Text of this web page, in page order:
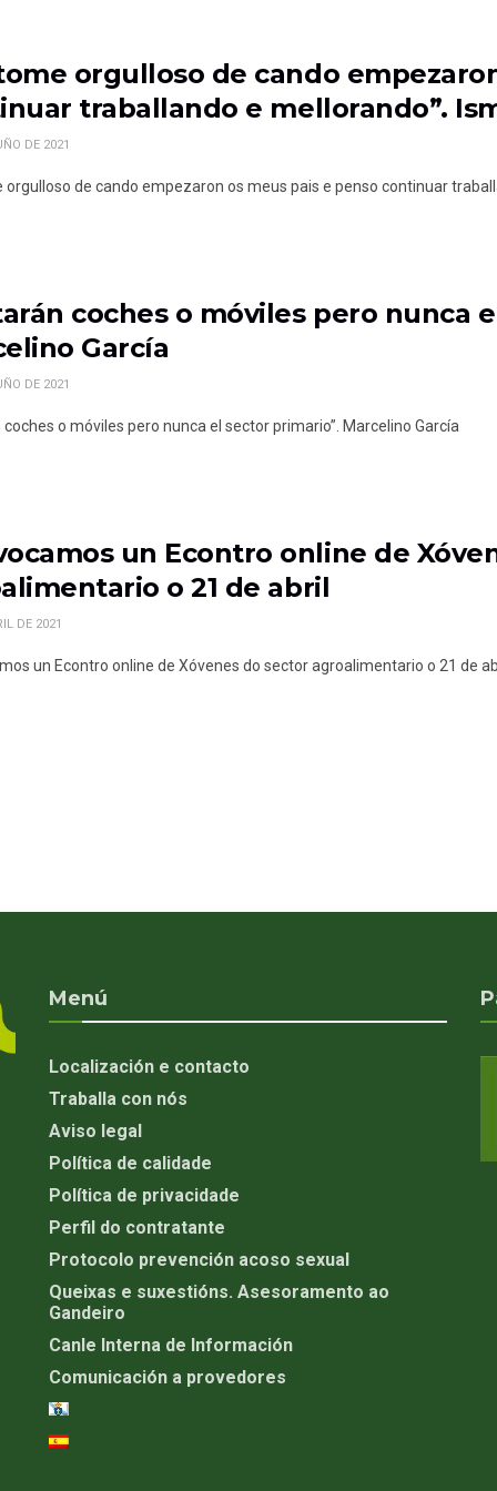
orgulloso de cando
traballando e mellorando”.
DE 2021
orgulloso de cando empezaron os meus pais e penso continuar
coches o móviles pero nunca
García
DE 2021
coches o móviles pero nunca el sector primario”. Marcelino García
un Econtro online de
o 21 de abril
DE 2021
un Econtro online de Xóvenes do sector agroalimentario o 21 de
Menú
Localización e contacto
Traballa con nós
Aviso legal
Política de calidade
Política de privacidade
Perfil do contratante
Protocolo prevención acoso sexual
Queixas e suxestións. Asesoramento ao
Gandeiro
Canle Interna de Información
Comunicación a provedores